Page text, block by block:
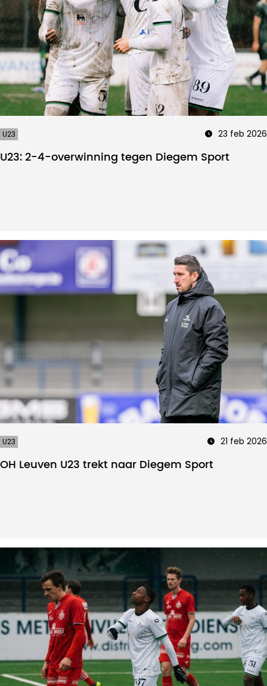
U23 23 feb 2026
U23: 2-4-overwinning tegen Diegem Sport
U23 21 feb 2026
OH Leuven U23 trekt naar Diegem Sport